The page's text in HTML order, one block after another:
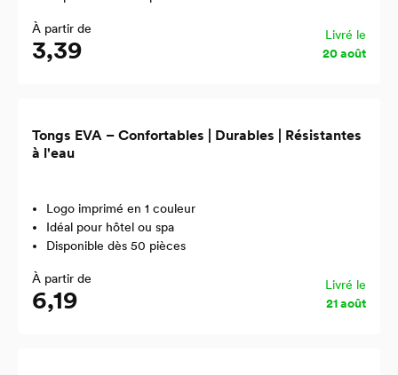
À partir de
3,39
Livré le
20 août
Tongs EVA – Confortables | Durables | Résistantes
à l'eau
Logo imprimé en 1 couleur
Idéal pour hôtel ou spa
Disponible dès 50 pièces
À partir de
6,19
Livré le
21 août